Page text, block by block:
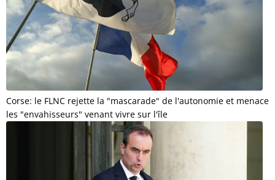
Corse: le FLNC rejette la "mascarade" de l'autonomie et menace
les "envahisseurs" venant vivre sur l'île